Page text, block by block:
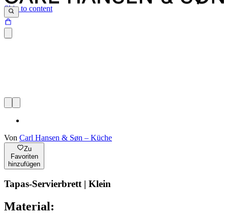
Skip to content
Von Carl Hansen & Søn – Küche
Zu
Favoriten
hinzufügen
Tapas-Servierbrett | Klein
Material: